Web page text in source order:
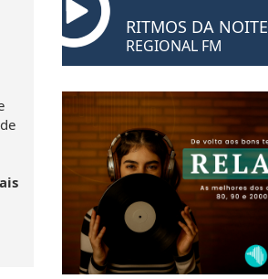
RITMOS DA NOITE
REGIONAL FM